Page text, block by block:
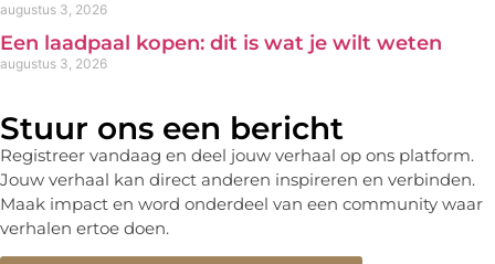
augustus 3, 2026
Een laadpaal kopen: dit is wat je wilt weten
augustus 3, 2026
Stuur ons een bericht
Registreer vandaag en deel jouw verhaal op ons platform.
Jouw verhaal kan direct anderen inspireren en verbinden.
Maak impact en word onderdeel van een community waar
verhalen ertoe doen.